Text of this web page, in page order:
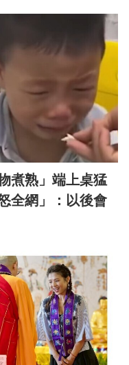
煮熟」端上桌猛
全網」：以後會